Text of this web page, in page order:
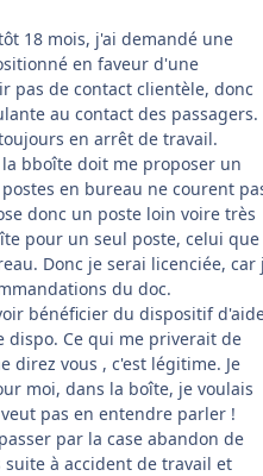
18 mois, j'ai demandé une
en faveur d'une
pas de contact clientèle, donc
au contact des passagers.
en arrêt de travail.
bboîte doit me proposer un
en bureau ne courent
donc un poste loin voire très
pour un seul poste, celui que
Donc je serai licenciée, car
du doc.
bénéficier du dispositif
dispo. Ce qui me priverait de
direz vous , c'est légitime. Je
moi, dans la boîte, je voulais
pas en entendre parler !
par la case abandon de
à accident de travail et